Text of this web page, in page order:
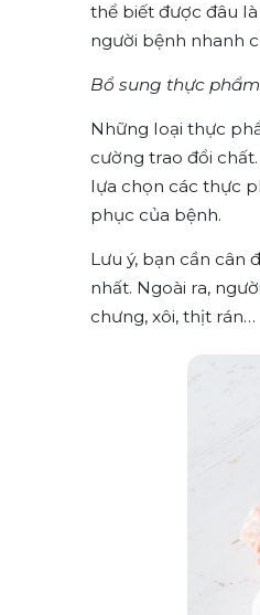
thể biết được đâu
người bệnh nhanh
Bổ sung thực
Những loại thực
cường trao đổi
lựa chọn các thực
phục của bệnh.
Lưu ý, bạn cần cân
nhất. Ngoài ra,
chưng, xôi, thịt rán…